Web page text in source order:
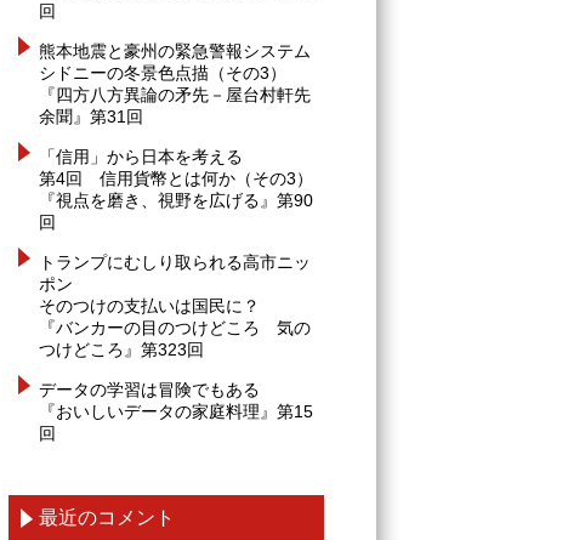
回
熊本地震と豪州の緊急警報システム
シドニーの冬景色点描（その3）
『四方八方異論の矛先－屋台村軒先
余聞』第31回
「信用」から日本を考える
第4回 信用貨幣とは何か（その3）
『視点を磨き、視野を広げる』第90
回
トランプにむしり取られる高市ニッ
ポン
そのつけの支払いは国民に？
『バンカーの目のつけどころ 気の
つけどころ』第323回
データの学習は冒険でもある
『おいしいデータの家庭料理』第15
回
最近のコメント